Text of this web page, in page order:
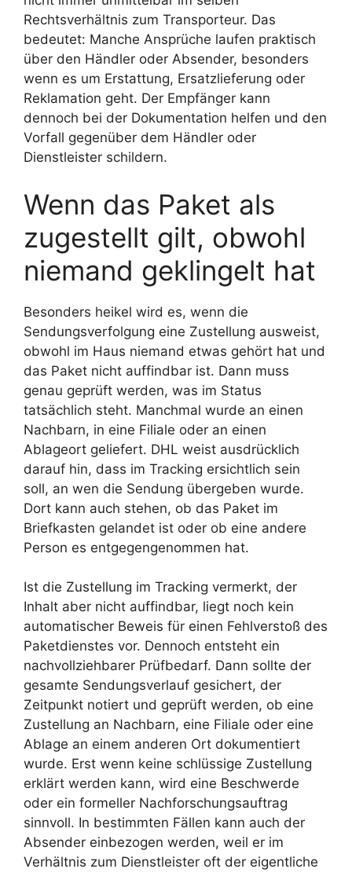
Rechtsverhältnis zum Transporteur. Das
bedeutet: Manche Ansprüche laufen praktisch
über den Händler oder Absender, besonders
wenn es um Erstattung, Ersatzlieferung oder
Reklamation geht. Der Empfänger kann
dennoch bei der Dokumentation helfen und den
Vorfall gegenüber dem Händler oder
Dienstleister schildern.
Wenn das Paket als
zugestellt gilt, obwohl
niemand geklingelt hat
Besonders heikel wird es, wenn die
Sendungsverfolgung eine Zustellung ausweist,
obwohl im Haus niemand etwas gehört hat und
das Paket nicht auffindbar ist. Dann muss
genau geprüft werden, was im Status
tatsächlich steht. Manchmal wurde an einen
Nachbarn, in eine Filiale oder an einen
Ablageort geliefert. DHL weist ausdrücklich
darauf hin, dass im Tracking ersichtlich sein
soll, an wen die Sendung übergeben wurde.
Dort kann auch stehen, ob das Paket im
Briefkasten gelandet ist oder ob eine andere
Person es entgegengenommen hat.
Ist die Zustellung im Tracking vermerkt, der
Inhalt aber nicht auffindbar, liegt noch kein
automatischer Beweis für einen Fehlverstoß des
Paketdienstes vor. Dennoch entsteht ein
nachvollziehbarer Prüfbedarf. Dann sollte der
gesamte Sendungsverlauf gesichert, der
Zeitpunkt notiert und geprüft werden, ob eine
Zustellung an Nachbarn, eine Filiale oder eine
Ablage an einem anderen Ort dokumentiert
wurde. Erst wenn keine schlüssige Zustellung
erklärt werden kann, wird eine Beschwerde
oder ein formeller Nachforschungsauftrag
sinnvoll. In bestimmten Fällen kann auch der
Absender einbezogen werden, weil er im
Verhältnis zum Dienstleister oft der eigentliche